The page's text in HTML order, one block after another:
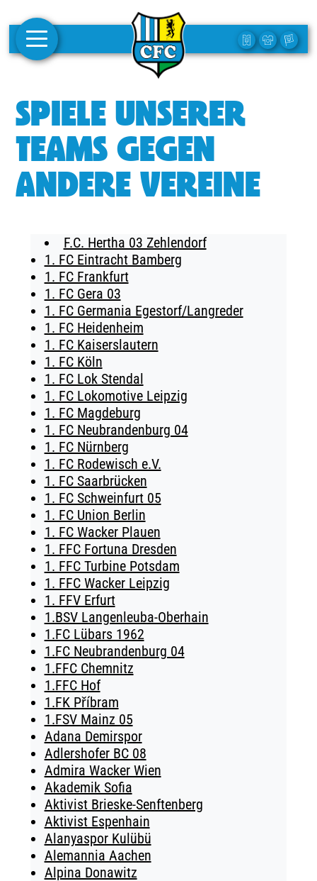
1. MANNSCHAFT
FRAUEN
CAMPUS
CLUBMITGLIEDSCHAFT
BUSINESS
SÜDKURVE
TICKETING
SPIELE UNSERER
TEAMS GEGEN
ANDERE VEREINE
F.C. Hertha 03 Zehlendorf
1. FC Eintracht Bamberg
1. FC Frankfurt
1. FC Gera 03
1. FC Germania Egestorf/Langreder
1. FC Heidenheim
1. FC Kaiserslautern
1. FC Köln
1. FC Lok Stendal
1. FC Lokomotive Leipzig
1. FC Magdeburg
1. FC Neubrandenburg 04
1. FC Nürnberg
1. FC Rodewisch e.V.
1. FC Saarbrücken
1. FC Schweinfurt 05
1. FC Union Berlin
1. FC Wacker Plauen
1. FFC Fortuna Dresden
1. FFC Turbine Potsdam
1. FFC Wacker Leipzig
1. FFV Erfurt
1.BSV Langenleuba-Oberhain
1.FC Lübars 1962
1.FC Neubrandenburg 04
1.FFC Chemnitz
1.FFC Hof
1.FK Příbram
1.FSV Mainz 05
Adana Demirspor
Adlershofer BC 08
Admira Wacker Wien
Akademik Sofia
Aktivist Brieske-Senftenberg
Aktivist Espenhain
Alanyaspor Kulübü
Alemannia Aachen
Alpina Donawitz